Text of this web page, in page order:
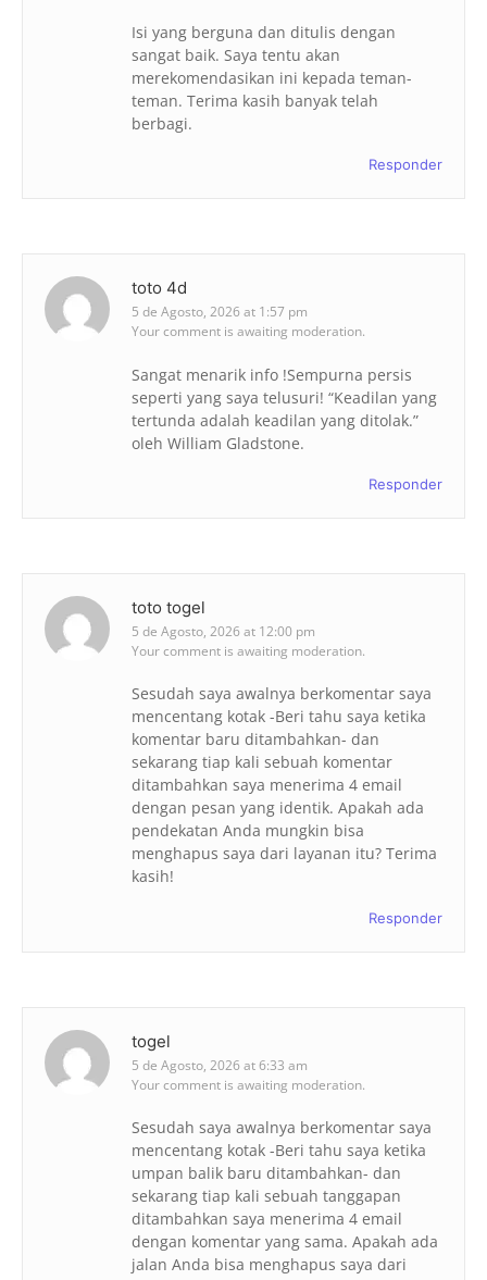
Isi yang berguna dan ditulis dengan
sangat baik. Saya tentu akan
merekomendasikan ini kepada teman-
teman. Terima kasih banyak telah
berbagi.
Responder
toto 4d
5 de Agosto, 2026 at 1:57 pm
Your comment is awaiting moderation.
Sangat menarik info !Sempurna persis
seperti yang saya telusuri! “Keadilan yang
tertunda adalah keadilan yang ditolak.”
oleh William Gladstone.
Responder
toto togel
5 de Agosto, 2026 at 12:00 pm
Your comment is awaiting moderation.
Sesudah saya awalnya berkomentar saya
mencentang kotak -Beri tahu saya ketika
komentar baru ditambahkan- dan
sekarang tiap kali sebuah komentar
ditambahkan saya menerima 4 email
dengan pesan yang identik. Apakah ada
pendekatan Anda mungkin bisa
menghapus saya dari layanan itu? Terima
kasih!
Responder
togel
5 de Agosto, 2026 at 6:33 am
Your comment is awaiting moderation.
Sesudah saya awalnya berkomentar saya
mencentang kotak -Beri tahu saya ketika
umpan balik baru ditambahkan- dan
sekarang tiap kali sebuah tanggapan
ditambahkan saya menerima 4 email
dengan komentar yang sama. Apakah ada
jalan Anda bisa menghapus saya dari